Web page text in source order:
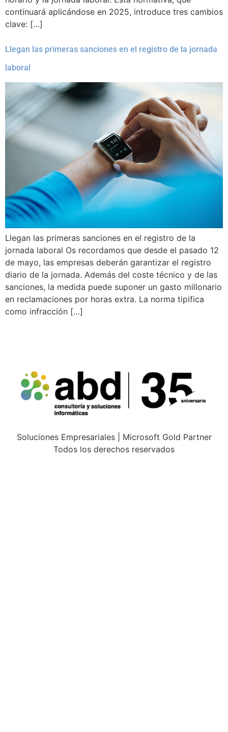
continuará aplicándose en 2025, introduce tres cambios
clave: […]
Llegan las primeras sanciones en el registro de la jornada
laboral
Llegan las primeras sanciones en el registro de la
jornada laboral Os recordamos que desde el pasado 12
de mayo, las empresas deberán garantizar el registro
diario de la jornada. Además del coste técnico y de las
sanciones, la medida puede suponer un gasto millonario
en reclamaciones por horas extra. La norma tipifica
como infracción […]
Soluciones Empresariales | Microsoft Gold Partner
Todos los derechos reservados